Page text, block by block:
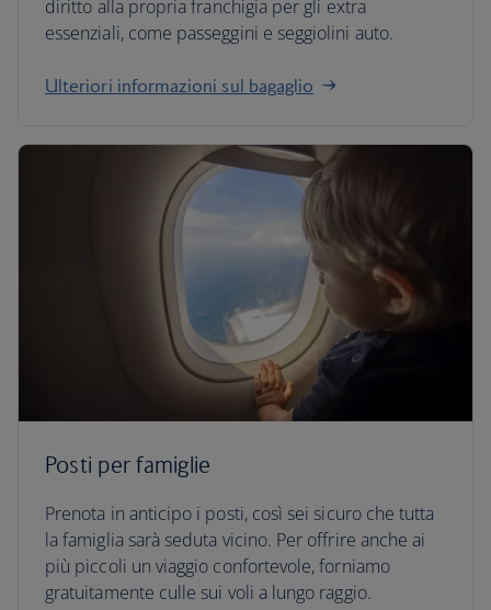
diritto alla propria franchigia per gli extra
essenziali, come passeggini e seggiolini auto.
Ulteriori informazioni sul bagaglio
Posti per famiglie
Prenota in anticipo i posti, così sei sicuro che tutta
la famiglia sarà seduta vicino. Per offrire anche ai
più piccoli un viaggio confortevole, forniamo
gratuitamente culle sui voli a lungo raggio.